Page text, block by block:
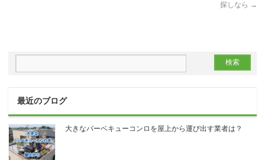
探しなら →
最近のブログ
大きなバーベキューコンロを屋上から運び出す業者は？